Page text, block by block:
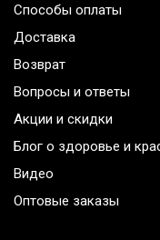
Способы оплаты
Доставка
Возврат
Вопросы и ответы
Акции и скидки
Блог о здоровье и
Видео
Оптовые заказы